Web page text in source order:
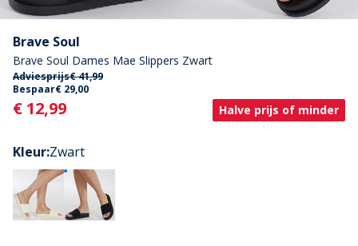
Brave Soul
Brave Soul Dames Mae Slippers Zwart
Adviesprijs€ 41,99
Bespaar€ 29,00
Current
€ 12,99 Halve prijs of minder
Kleur:Zwart